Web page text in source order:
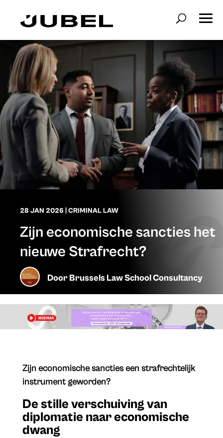
28 JAN 2026 CRIMINAL LAW
Zijn economische sancties het
nieuwe Strafrecht?
DoorBrussels Law School Consultancy
​Zijn economische sancties een strafrechtelijk
instrument geworden?
De stille verschuiving van
diplomatie naar economische
dwang